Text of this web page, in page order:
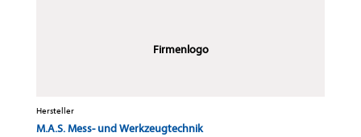
Firmenlogo
Hersteller
M.A.S. Mess- und Werkzeugtechnik